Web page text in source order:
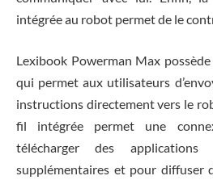
intégrée au robot permet de le
Lexibook Powerman Max
qui permet aux utilisateurs
instructions directement vers le
fil intégrée permet une
télécharger des
supplémentaires et pour diffuser